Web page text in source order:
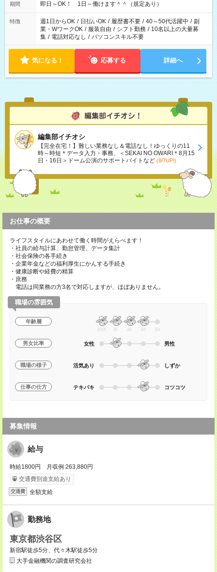
期間 即日～OK！ 1日～働けます＾＾（規定あり）
特徴 週1日からOK / 日払いOK / 履歴書不要 / 40～50代活躍中 / 副
業・WワークOK / 服装自由 / シフト勤務 / 10名以上の大量募
集 / 電話対応なし / パソコンスキル不要
気になる！ 応募する 詳細へ
編集部イチオシ
【完全在宅！】難しい業務なし＆電話なし！ゆっくりの11
時～時短＊データ入力・事務、＜SEKAI NO OWARI＊8月15
日・16日＞ドーム公演のサポートバイトなど (8/7UP!)
お仕事の概要
ライフスタイルにあわせて働く時間がえらべます！
・社員の給与計算、勤怠管理、データ集計
・社会保険の各手続き
・企業年金などの福利厚生にかんする手続き
・健康診断や経費の精算
・庶務
電話は同業務の方3名で対応しますが、ほぼありません。
職場の雰囲気
年齢層
20代 30 40 50 60
男女比率 女性 男性
職場の様子 活気あり しずか
仕事の仕方 テキパキ コツコツ
募集情報
給与
時給1800円 月収例 263,880円
交通費別途支給あり
交通費 全額支給
勤務地
東京都渋谷区
新宿駅徒歩5分、代々木駅徒歩5分
大手金融機関の調査研究会社